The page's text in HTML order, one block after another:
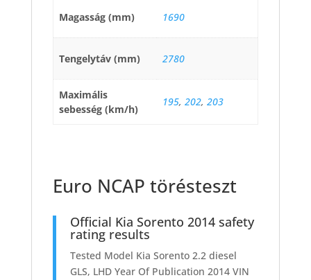
Magasság (mm) 1690
Tengelytáv (mm) 2780
Maximális
sebesség (km/h)
195, 202, 203
Euro NCAP törésteszt
Official Kia Sorento 2014 safety
rating results
Tested Model Kia Sorento 2.2 diesel
GLS, LHD Year Of Publication 2014 VIN